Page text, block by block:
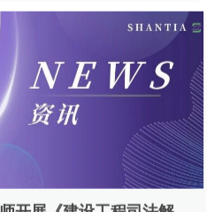
开展《建设工程司法解